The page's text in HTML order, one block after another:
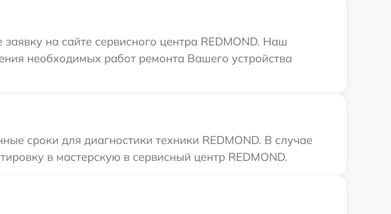
на сайте сервисного центра REDMOND. Наш
необходимых работ ремонта Вашего устройства
сроки для диагностики техники REDMOND. В случае
в мастерскую в сервисный центр REDMOND.